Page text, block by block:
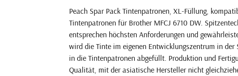
Peach Spar Pack Tintenpatronen, XL-Füllung,
Tintenpatronen für Brother MFCJ 6710 DW.
entsprechen höchsten Anforderungen und
wird die Tinte im eigenen Entwicklungszentrum in
in die Tintenpatronen abgefüllt. Produktion und
Qualität, mit der asiatische Hersteller nicht